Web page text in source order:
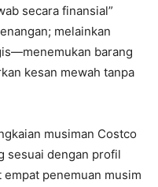
secara finansial”
melainkan
barang
kesan mewah tanpa
musiman Costco
sesuai dengan profil
empat penemuan musim